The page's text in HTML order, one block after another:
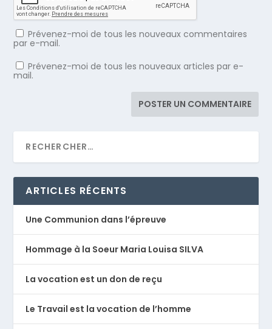
Prévenez-moi de tous les nouveaux commentaires
par e-mail.
Prévenez-moi de tous les nouveaux articles par e-
mail.
ARTICLES RÉCENTS
Une Communion dans l’épreuve
Hommage à la Soeur Maria Louisa SILVA
La vocation est un don de reçu
Le Travail est la vocation de l’homme